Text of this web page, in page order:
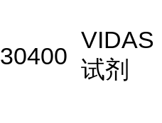
30400
VIDAS
试剂